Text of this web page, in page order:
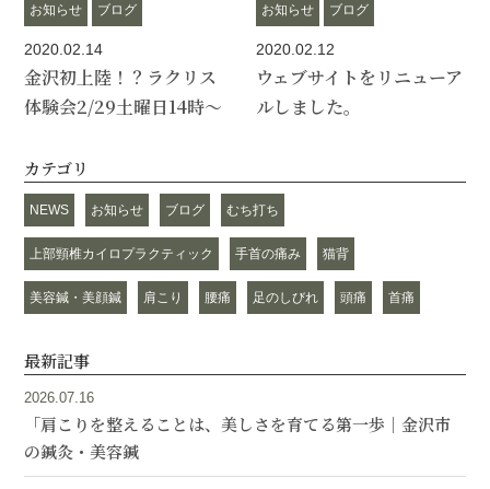
お知らせ ブログ
2020.02.14
金沢初上陸！？ラクリス
体験会2/29土曜日14時～
お知らせ ブログ
2020.02.12
ウェブサイトをリニューア
ルしました。
カテゴリ
NEWS お知らせ ブログ むち打ち
上部頸椎カイロプラクティック 手首の痛み 猫背
美容鍼・美顔鍼 肩こり 腰痛 足のしびれ 頭痛 首痛
最新記事
2026.07.16
「肩こりを整えることは、美しさを育てる第一歩｜金沢市
の鍼灸・美容鍼